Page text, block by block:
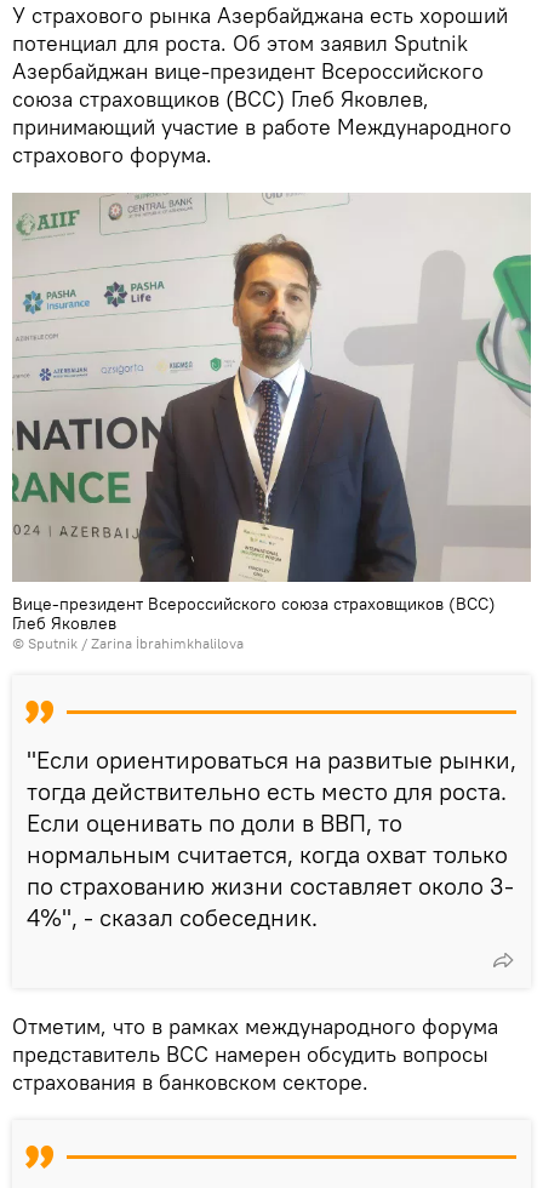
У страхового рынка Азербайджана есть хороший
потенциал для роста. Об этом заявил Sputnik
Азербайджан вице-президент Всероссийского
союза страховщиков (ВСС) Глеб Яковлев,
принимающий участие в работе Международного
страхового форума.
Вице-президент Всероссийского союза страховщиков (ВСС)
Глеб Яковлев
© Sputnik / Zarina İbrahimkhalilova
"Если ориентироваться на развитые рынки,
тогда действительно есть место для роста.
Если оценивать по доли в ВВП, то
нормальным считается, когда охват только
по страхованию жизни составляет около 3-
4%", - сказал собеседник.
Отметим, что в рамках международного форума
представитель ВСС намерен обсудить вопросы
страхования в банковском секторе.